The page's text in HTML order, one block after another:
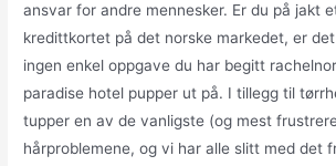
ansvar for andre mennesker. Er du på jakt
kredittkortet på det norske markedet, er
ingen enkel oppgave du har begitt
paradise hotel pupper ut på. I tillegg til
tupper en av de vanligste (og mest
hårproblemene, og vi har alle slitt med det